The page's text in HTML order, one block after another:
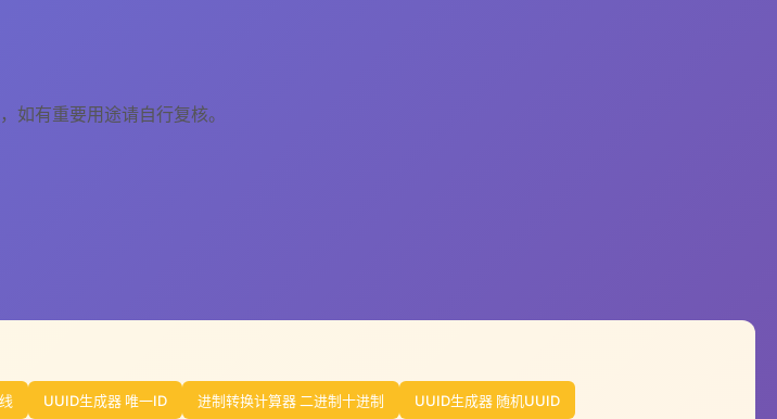
如有重要用途请自行复核。
UUID生成器 唯一ID 进制转换计算器 二进制十进制 UUID生成器 随机UUID